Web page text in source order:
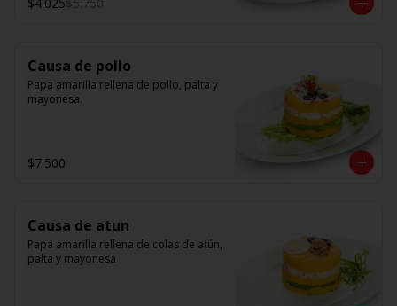
Causa de pollo
Papa amarilla rellena de pollo, palta y
mayonesa.
$7.500
Causa de atun
Papa amarilla rellena de colas de atún,
palta y mayonesa